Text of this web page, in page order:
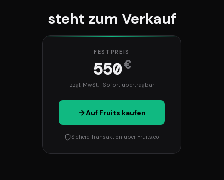
steht zum Verkauf
FESTPREIS
550€
zzgl. MwSt. · Sofort übertragbar
Auf Fruits kaufen
Sichere Transaktion über Fruits.co